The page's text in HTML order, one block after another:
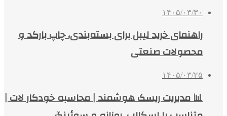
۱۴۰۵/۰۳/۳۰
راهنمای خرید لیبل برای بسته‌بندی، چاپ بارکد و
محصولات صنعتی
۱۴۰۵/۰۳/۲۵
📊 مدیریت ریسک هوشمند | محاسبه خودکار لات |